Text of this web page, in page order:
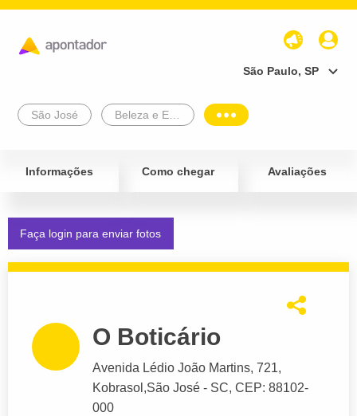
São Paulo, SP
São José
Informações Como chegar Avaliações
Faça login para enviar fotos
O Boticário
Avenida Lédio João Martins, 721,
Kobrasol,São José - SC, CEP: 88102-
000